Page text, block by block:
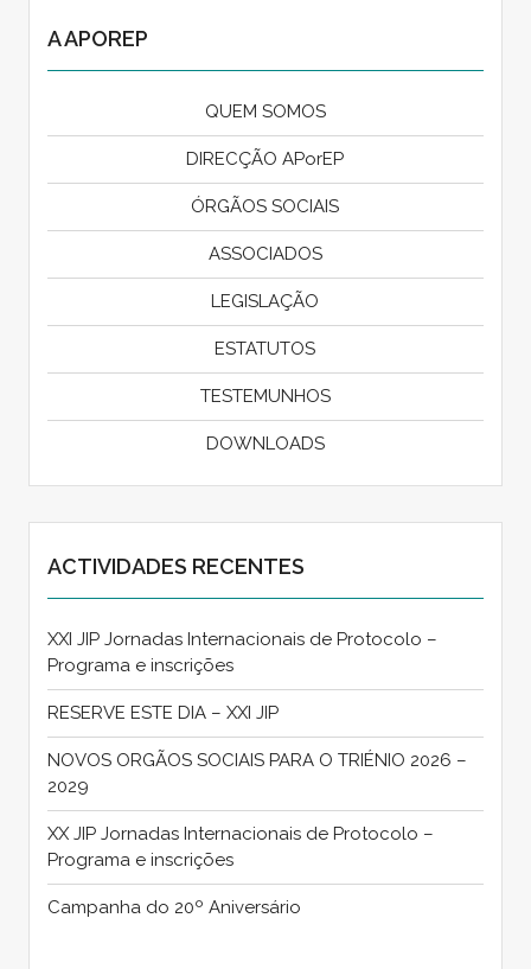
A APOREP
QUEM SOMOS
DIRECÇÃO APorEP
ÓRGÃOS SOCIAIS
ASSOCIADOS
LEGISLAÇÃO
ESTATUTOS
TESTEMUNHOS
DOWNLOADS
ACTIVIDADES RECENTES
XXI JIP Jornadas Internacionais de Protocolo –
Programa e inscrições
RESERVE ESTE DIA – XXI JIP
NOVOS ORGÃOS SOCIAIS PARA O TRIÉNIO 2026 –
2029
XX JIP Jornadas Internacionais de Protocolo –
Programa e inscrições
Campanha do 20º Aniversário